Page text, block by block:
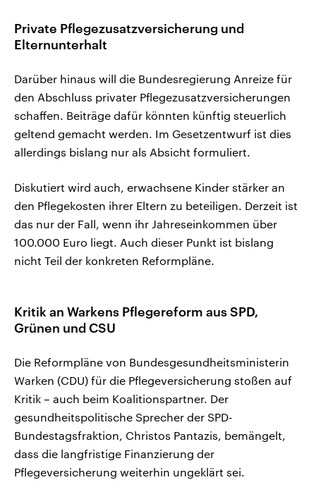
Private Pflegezusatzversicherung und
Elternunterhalt
Darüber hinaus will die Bundesregierung Anreize für
den Abschluss privater Pflegezusatzversicherungen
schaffen. Beiträge dafür könnten künftig steuerlich
geltend gemacht werden. Im Gesetzentwurf ist dies
allerdings bislang nur als Absicht formuliert.
Diskutiert wird auch, erwachsene Kinder stärker an
den Pflegekosten ihrer Eltern zu beteiligen. Derzeit ist
das nur der Fall, wenn ihr Jahreseinkommen über
100.000 Euro liegt. Auch dieser Punkt ist bislang
nicht Teil der konkreten Reformpläne.
Kritik an Warkens Pflegereform aus SPD,
Grünen und CSU
Die Reformpläne von Bundesgesundheitsministerin
Warken (CDU) für die Pflegeversicherung stoßen auf
Kritik – auch beim Koalitionspartner. Der
gesundheitspolitische Sprecher der SPD-
Bundestagsfraktion, Christos Pantazis, bemängelt,
dass die langfristige Finanzierung der
Pflegeversicherung weiterhin ungeklärt sei.